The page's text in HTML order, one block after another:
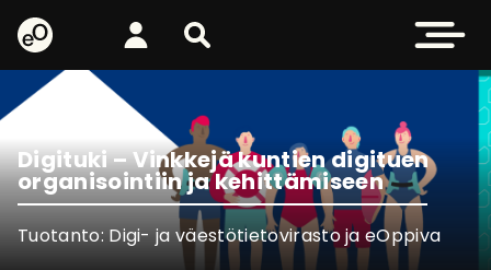
eOppiva - Etusivulle
Kirjaudu Etsi sivustolta Avaa
Digituki – Vinkkejä kuntien digituen
organisointiin ja kehittämiseen
Tuotanto: Digi- ja väestötietovirasto ja eOppiva